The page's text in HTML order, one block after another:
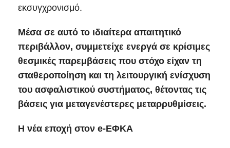
εκσυγχρονισμό.
Μέσα σε αυτό το ιδιαίτερα απαιτητικό
περιβάλλον, συμμετείχε ενεργά σε κρίσιμες
θεσμικές παρεμβάσεις που στόχο είχαν τη
σταθεροποίηση και τη λειτουργική ενίσχυση
του ασφαλιστικού συστήματος, θέτοντας τις
βάσεις για μεταγενέστερες μεταρρυθμίσεις.
Η νέα εποχή στον e-ΕΦΚΑ